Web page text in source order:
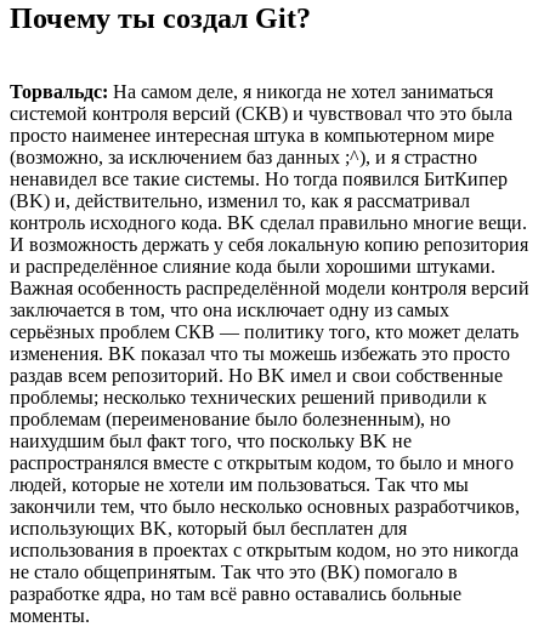
Почему ты создал Git?
Торвальдс: На самом деле, я никогда не хотел заниматься
системой контроля версий (СКВ) и чувствовал что это была
просто наименее интересная штука в компьютерном мире
(возможно, за исключением баз данных ;^), и я страстно
ненавидел все такие системы. Но тогда появился БитКипер
(BK) и, действительно, изменил то, как я рассматривал
контроль исходного кода. BK сделал правильно многие вещи.
И возможность держать у себя локальную копию репозитория
и распределённое слияние кода были хорошими штуками.
Важная особенность распределённой модели контроля версий
заключается в том, что она исключает одну из самых
серьёзных проблем СКВ — политику того, кто может делать
изменения. BK показал что ты можешь избежать это просто
раздав всем репозиторий. Но BK имел и свои собственные
проблемы; несколько технических решений приводили к
проблемам (переименование было болезненным), но
наихудшим был факт того, что поскольку BK не
распространялся вместе с открытым кодом, то было и много
людей, которые не хотели им пользоваться. Так что мы
закончили тем, что было несколько основных разработчиков,
использующих BK, который был бесплатен для
использования в проектах с открытым кодом, но это никогда
не стало общепринятым. Так что это (ВК) помогало в
разработке ядра, но там всё равно оставались больные
моменты.